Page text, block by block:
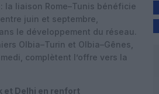
la liaison Rome–Tunis bénéficie
juin et septembre,
le développement du réseau.
Olbia–Turin et Olbia–Gênes,
complètent l’offre vers la
et Delhi en renfort